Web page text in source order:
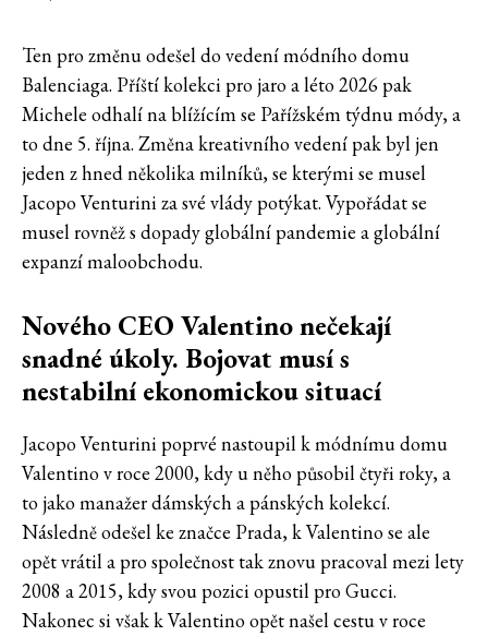
Ten pro změnu odešel do vedení módního domu
Balenciaga. Příští kolekci pro jaro a léto 2026 pak
Michele odhalí na blížícím se Pařížském týdnu módy, a
to dne 5. října. Změna kreativního vedení pak byl jen
jeden z hned několika milníků, se kterými se musel
Jacopo Venturini za své vlády potýkat. Vypořádat se
musel rovněž s dopady globální pandemie a globální
expanzí maloobchodu.
Nového CEO Valentino nečekají
snadné úkoly. Bojovat musí s
nestabilní ekonomickou situací
Jacopo Venturini poprvé nastoupil k módnímu domu
Valentino v roce 2000, kdy u něho působil čtyři roky, a
to jako manažer dámských a pánských kolekcí.
Následně odešel ke značce Prada, k Valentino se ale
opět vrátil a pro společnost tak znovu pracoval mezi lety
2008 a 2015, kdy svou pozici opustil pro Gucci.
Nakonec si však k Valentino opět našel cestu v roce